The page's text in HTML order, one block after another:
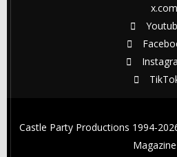
x.com
Castle Party Productions 1994-
Magazine